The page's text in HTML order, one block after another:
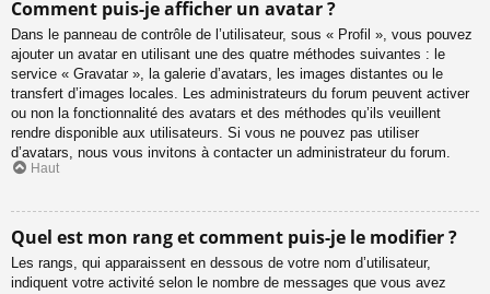
Comment puis-je afficher un avatar ?
Dans le panneau de contrôle de l’utilisateur, sous « Profil », vous pouvez
ajouter un avatar en utilisant une des quatre méthodes suivantes : le
service « Gravatar », la galerie d’avatars, les images distantes ou le
transfert d’images locales. Les administrateurs du forum peuvent activer
ou non la fonctionnalité des avatars et des méthodes qu’ils veuillent
rendre disponible aux utilisateurs. Si vous ne pouvez pas utiliser
d’avatars, nous vous invitons à contacter un administrateur du forum.
Haut
Quel est mon rang et comment puis-je le modifier ?
Les rangs, qui apparaissent en dessous de votre nom d’utilisateur,
indiquent votre activité selon le nombre de messages que vous avez